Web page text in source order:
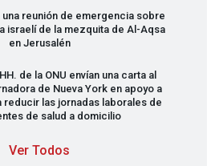
reunión de emergencia sobre
israelí de la mezquita de Al-Aqsa
en Jerusalén
de la ONU envían una carta al
de Nueva York en apoyo a
reducir las jornadas laborales de
de salud a domicilio
Ver Todos